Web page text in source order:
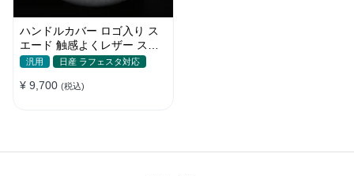
ハンドルカバー ロゴ入り ス
エード 触感よくレザー スポ
ーツ感 汚れ滑り防止 四季汎
汎用 日産 ラフェスタ対応
¥ 9,700 (税込)